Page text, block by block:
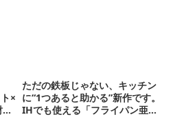
×
ただの鉄板じゃない、キッチン
に“1つあると助かる”新作です。
IHでも使える「フライパン亜